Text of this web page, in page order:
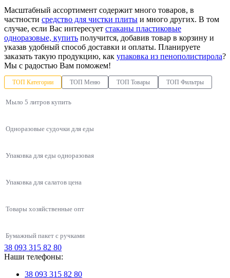
Масштабный ассортимент содержит много товаров, в
частности средство для чистки плиты и много других. В том
случае, если Вас интересует стаканы пластиковые
одноразовые, купить получится, добавив товар в корзину и
указав удобный способ доставки и оплаты. Планируете
заказать такую продукцию, как упаковка из пенополистирола?
Мы с радостью Вам поможем!
ТОП Категории ТОП Меню ТОП Товары ТОП Фильтры
Мыло 5 литров купить
Одноразовые судочки для еды
Упаковка для еды одноразовая
Упаковка для салатов цена
Товары хозяйственные опт
Бумажный пакет с ручками
Средство для мытья плиты от жира
Упаковки для азиатской кухни
Одноразовые контейнеры
Политика безопасности
Универсальная упаковка 910мл из полистирола
38 093 315 82 80
Наши телефоны:
38 093 315 82 80